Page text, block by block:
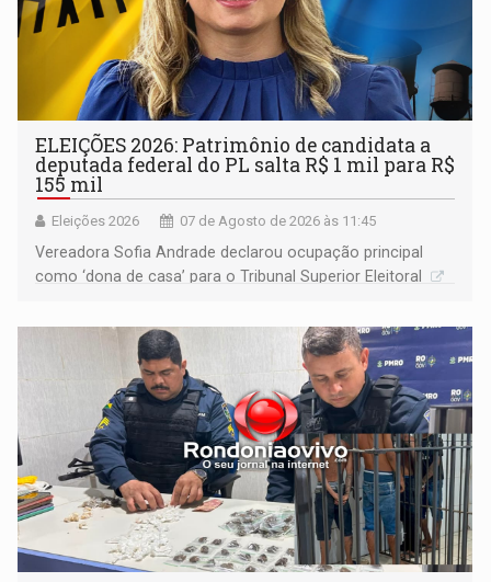
ELEIÇÕES 2026: Patrimônio de candidata a
deputada federal do PL salta R$ 1 mil para R$
155 mil
Eleições 2026 07 de Agosto de 2026 às 11:45
Vereadora Sofia Andrade declarou ocupação principal
como ‘dona de casa’ para o Tribunal Superior Eleitoral